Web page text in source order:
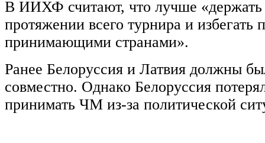
В ИИХФ считают, что лучше «держать
протяжении всего турнира и избегать
принимающими странами».
Ранее Белоруссия и Латвия должны
совместно. Однако Белоруссия
принимать ЧМ из-за политической